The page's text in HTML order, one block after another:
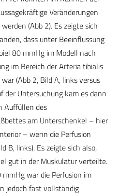
Veränderungen
(Abb 2). Es zeigte sich
dass unter Beeinflussung
80 mmHg im Modell nach
im Bereich der Arteria tibialis
(Abb 2, Bild A, links versus
der Untersuchung kam es dann
Auffüllen des
am Unterschenkel – hier
– wenn die Perfusion
B, links). Es zeigte sich also,
gut in der Muskulatur verteilte.
war die Perfusion im
jedoch fast vollständig